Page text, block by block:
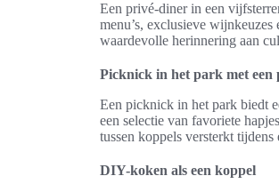
Een privé-diner in een
menu’s, exclusieve wijnkeuzes
waardevolle herinnering aan
Picknick in het park met een
Een picknick in het park biedt
een selectie van favoriete
tussen koppels versterkt
DIY-koken als een koppel